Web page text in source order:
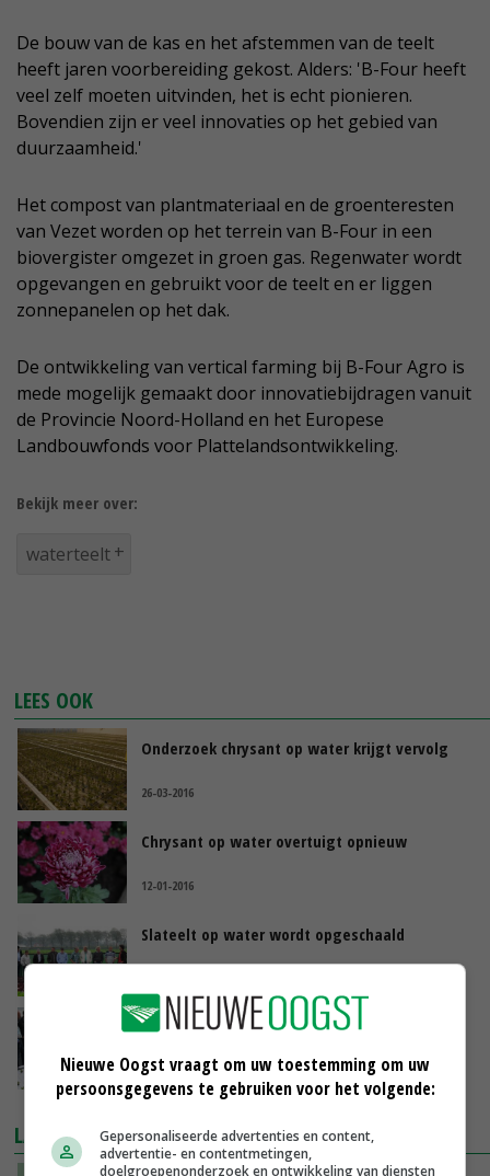
De bouw van de kas en het afstemmen van de teelt
heeft jaren voorbereiding gekost. Alders: 'B-Four heeft
veel zelf moeten uitvinden, het is echt pionieren.
Bovendien zijn er veel innovaties op het gebied van
duurzaamheid.'
Het compost van plantmateriaal en de groenteresten
van Vezet worden op het terrein van B-Four in een
biovergister omgezet in groen gas. Regenwater wordt
opgevangen en gebruikt voor de teelt en er liggen
zonnepanelen op het dak.
De ontwikkeling van vertical farming bij B-Four Agro is
mede mogelijk gemaakt door innovatiebijdragen vanuit
de Provincie Noord-Holland en het Europese
Landbouwfonds voor Plattelandsontwikkeling.
Bekijk meer over:
waterteelt
LEES OOK
Onderzoek chrysant op water krijgt vervolg
26-03-2016
Chrysant op water overtuigt opnieuw
12-01-2016
Slateelt op water wordt opgeschaald
Teeltsysteem met putje voor hemelwater
05-07-2013
LAATSTE NIEUWS
Nieuwe Oogst vraagt om uw toestemming om uw
persoonsgegevens te gebruiken voor het volgende:
Gepersonaliseerde advertenties en content,
advertentie- en contentmetingen,
doelgroepenonderzoek en ontwikkeling van diensten